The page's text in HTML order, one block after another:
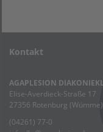
Kontakt
AGAPLESION
Elise-Averdieck-Straße 17
27356 Rotenburg (Wümme)
(04261) 77-0